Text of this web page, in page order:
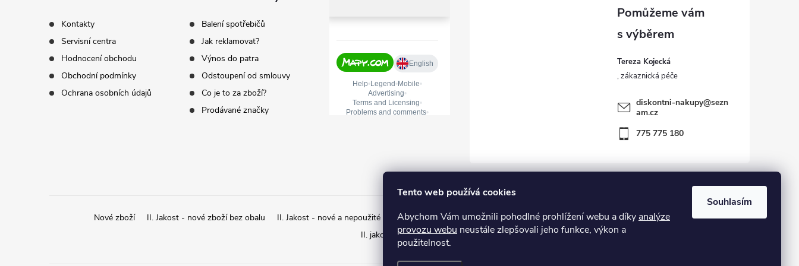
Tento web používá cookies
Abychom Vám umožnili pohodlné prohlížení webu a díky analýze
provozu webu neustále zlepšovali jeho funkce, výkon a
použitelnost.
Souhlasím
v
k
y
v
Kontakty
Servisní centra
Hodnocení obchodu
Obchodní podmínky
Ochrana osobních údajů
Balení spotřebičů
Jak reklamovat?
Výnos do patra
Odstoupení od smlouvy
Co je to za zboží?
Prodávané značky
Tereza Kojecká
diskontni-nakupy@sezn
am.cz
775 775 180
Nové zboží II. Jakost - nové zboží bez obalu II. Jakost - nové a nepoužité zboží s estetickým poškozením
II. jakost – zboží vráceno zákazníkem ve 14ti denní lhůtě
II. jakost – Použité zboží